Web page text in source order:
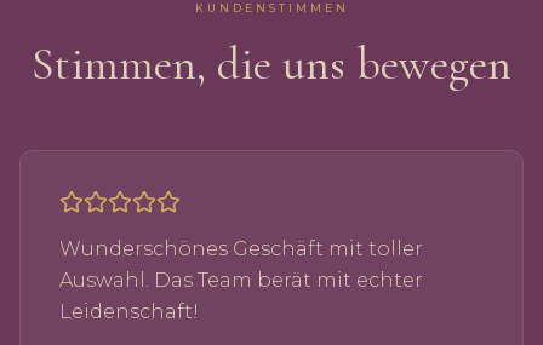
KUNDENSTIMMEN
Stimmen, die uns bewegen
Wunderschönes Geschäft mit toller
Auswahl. Das Team berät mit echter
Leidenschaft!